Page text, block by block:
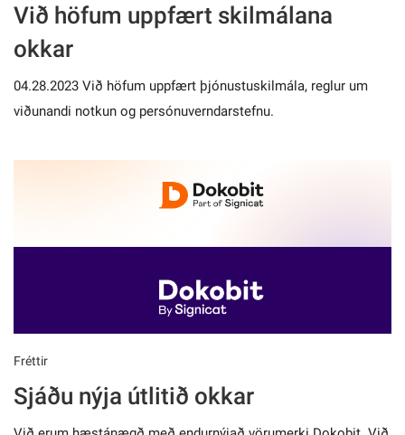
Við höfum uppfært skilmálana
okkar
04.28.2023 Við höfum uppfært þjónustuskilmála, reglur um
viðunandi notkun og persónuverndarstefnu.
Fréttir
Sjáðu nýja útlitið okkar